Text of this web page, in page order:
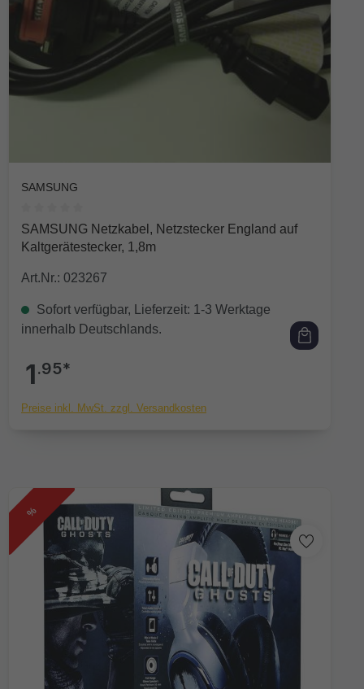
SAMSUNG
Durchschnittliche Bewertung von 0 von 5 Sternen
SAMSUNG Netzkabel, Netzstecker England auf
Kaltgerätestecker, 1,8m
Art.Nr.: 023267
Sofort verfügbar, Lieferzeit: 1-3 Werktage
innerhalb Deutschlands.
1.95*
Preise inkl. MwSt. zzgl. Versandkosten
%